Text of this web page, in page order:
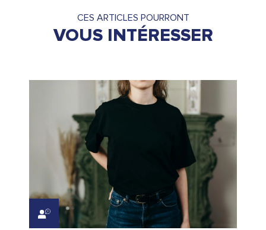
CES ARTICLES POURRONT
VOUS INTÉRESSER